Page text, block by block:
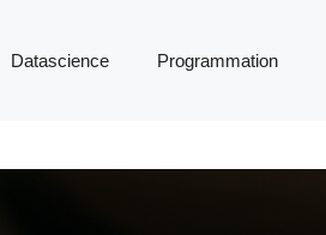
Datascience Programmation